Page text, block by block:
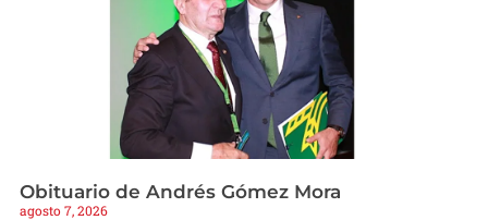
Obituario de Andrés Gómez Mora
agosto 7, 2026